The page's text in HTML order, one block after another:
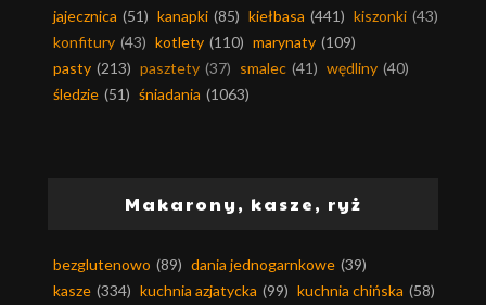
jajecznica (51) kanapki (85) kiełbasa (441) kiszonki (43)
konfitury (43) kotlety (110) marynaty (109)
pasty (213) pasztety (37) smalec (41) wędliny (40)
śledzie (51) śniadania (1063)
Makarony, kasze, ryż
bezglutenowo (89) dania jednogarnkowe (39)
kasze (334) kuchnia azjatycka (99) kuchnia chińska (58)